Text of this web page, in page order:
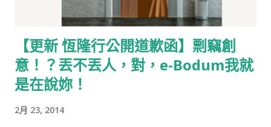
【更新 恆隆行公開道歉函】剽竊創
意！？丟不丟人，對，e-Bodum我就
是在說妳！
2月 23, 2014